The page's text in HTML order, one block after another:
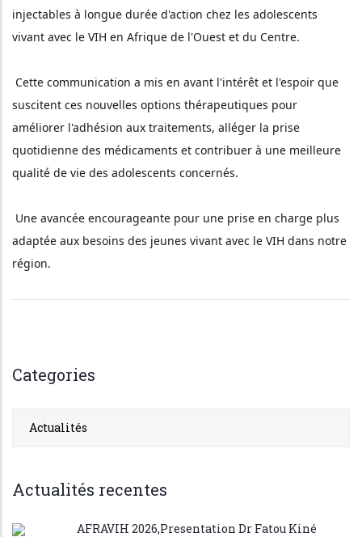
injectables à longue durée d'action chez les adolescents
vivant avec le VIH en Afrique de l'Ouest et du Centre.
suscitent ces nouvelles options thérapeutiques pour
améliorer l'adhésion aux traitements, alléger la prise
quotidienne des médicaments et contribuer à une meilleure
qualité de vie des adolescents concernés.
adaptée aux besoins des jeunes vivant avec le VIH dans notre
région.
Categories
Actualités
Actualités recentes
AFRAVIH 2026,Presentation Dr Fatou Kiné